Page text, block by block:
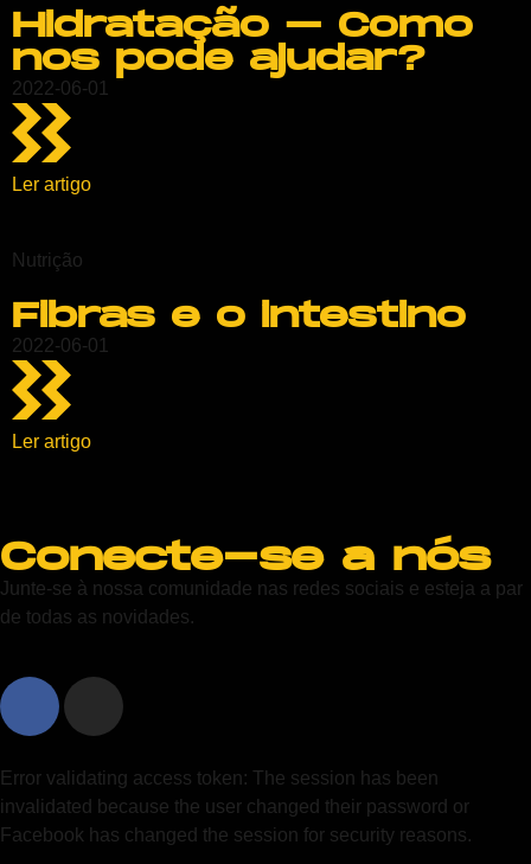
Hidratação – Como
nos pode ajudar?
2022-06-01
Ler artigo
Nutrição
Fibras e o intestino
2022-06-01
Ler artigo
Conecte-se a nós
Junte-se à nossa comunidade nas redes sociais e esteja a par
de todas as novidades.
Error validating access token: The session has been
invalidated because the user changed their password or
Facebook has changed the session for security reasons.